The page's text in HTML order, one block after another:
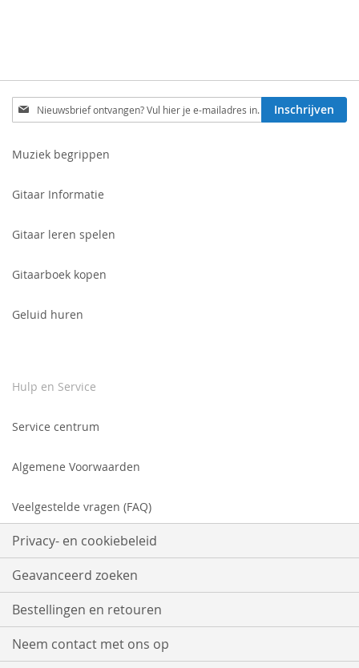
Schrijf
je
voor
Inschrijven
Muziek begrippen
Gitaar Informatie
Gitaar leren spelen
Gitaarboek kopen
Geluid huren
Hulp en Service
Service centrum
Algemene Voorwaarden
Veelgestelde vragen (FAQ)
Privacy- en cookiebeleid
Geavanceerd zoeken
Bestellingen en retouren
Neem contact met ons op